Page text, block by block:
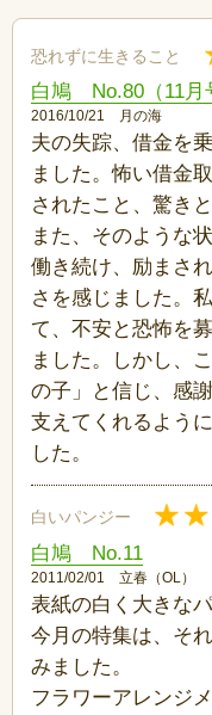
恐れずに生きること
白鳩 No.80（11月
2016/10/21 月の海
夫の失踪、借金を
ました。怖い借金
されたこと、驚き
また、そのような
働き続け、励まさ
さを感じました。
て、不安と恐怖を
ました。しかし、
の子」と信じ、感
支えてくれるよう
した。
白いパンジー
白鳩 No.11
2011/02/01 立春（OL）
表紙の白く大きな
今月の特集は、そ
みました。
フラワーアレンジ